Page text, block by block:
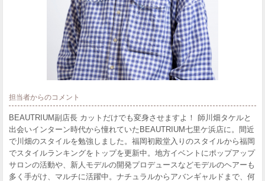
担当者からのコメント
BEAUTRIUM副店長 カットだけでも変身させますよ！ 師川畑タケルと
出会いインターン時代から憧れていたBEAUTRIUM七里ケ浜店に。間近
で川畑のスタイルを勉強しました。福岡初殿堂入りのスタイルから福岡
でスタイルランキングをトップを更新中。地方イベントにポップアップ
サロンの活動や、新人モデルの開発プロデュースなどモデルのヘアーも
多く手がけ、マルチに活躍中。ナチュラルからアバンギャルドまで、何